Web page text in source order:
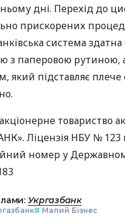
дні. Перехід до
прискорених
система
з паперовою рутиною,
який підставляє плече
товариство
Ліцензія НБУ № 123
номер у
Укргазбанк
# Малий Бізнес